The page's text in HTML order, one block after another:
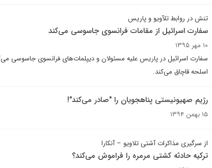
تنش در روابط تلآویو و پاریس
سفارت اسرائیل از مقامات فرانسوی جاسوسی می‌کند
۱۰ مهر ۱۳۹۵
سفارت اسرائیل در پاریس علیه مسئولان و دیپلمات‌های فرانسوی جاسوسی
اسلحه قاچاق می‌کند.
رژیم صهیونیستی پناهجویان را "صادر می‌کند"!
۱۵ بهمن ۱۳۹۴
از سرگیری مذاکرات آشتی تلاویو – آنکارا
ترکیه حادثه کشتی مرمره را فراموش می‌کند؟